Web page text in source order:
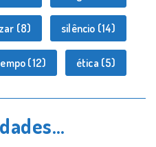
(8) silêncio (14)
(12) ética (5)